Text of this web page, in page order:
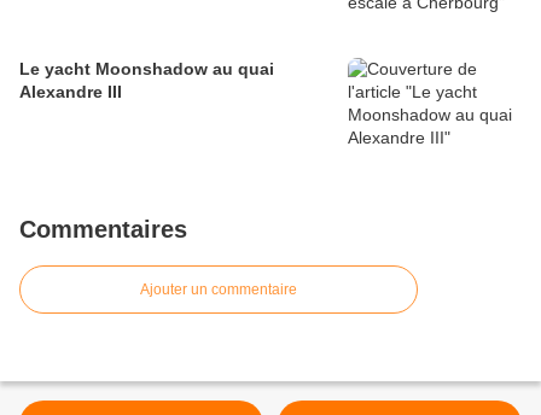
Le yacht Moonshadow au quai
Alexandre III
Commentaires
Ajouter un commentaire